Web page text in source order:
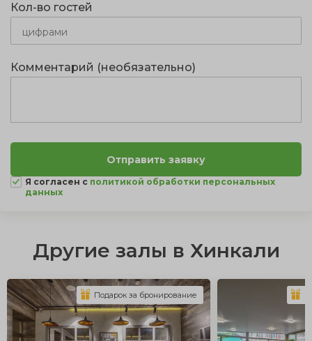
Кол-во гостей
Комментарий (необязательно)
Я согласен с политикой обработки персональных
данных
Другие залы в Хинкали
Подарок за бронирование